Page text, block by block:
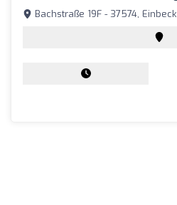
Bachstraße 19F - 37574, Einbeck